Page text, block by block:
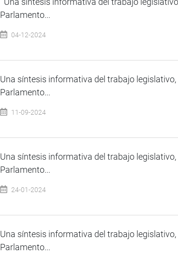
Parlamento...
04-12-2024
Una síntesis informativa del trabajo
Parlamento...
11-09-2024
Una síntesis informativa del trabajo
Parlamento...
24-01-2024
Una síntesis informativa del trabajo
Parlamento...